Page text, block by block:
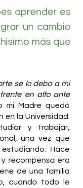
aprender es
un cambio
más que
se lo debo a mi
en alto ante
mi Madre quedó
la Universidad.
y trabajar,
una vez que
Hace
recompensa era
de una familia
cuando todo le